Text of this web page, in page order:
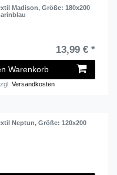
Madison, Größe: 180x200
13,99 € *
Warenkorb
Versandkosten
Neptun, Größe: 120x200